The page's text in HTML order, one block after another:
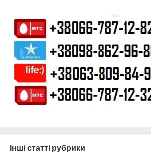
Інші статті рубрики